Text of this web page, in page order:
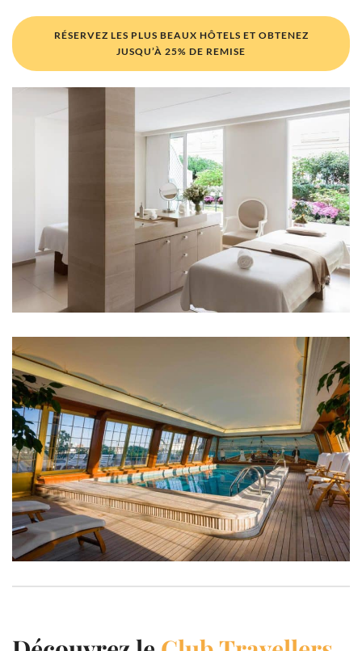
RÉSERVEZ LES PLUS BEAUX HÔTELS ET OBTENEZ
JUSQU’À 25% DE REMISE